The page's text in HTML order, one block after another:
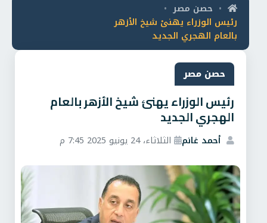
• حصن مصر •
رئيس الوزراء يهنئ شيخ الأزهر
بالعام الهجري الجديد
حصن مصر
رئيس الوزراء يهنئ شيخ الأزهر بالعام
الهجري الجديد
أحمد غانم الثلاثاء، 24 يونيو 2025 7:45 م